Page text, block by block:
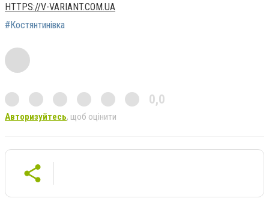
HTTPS://V-VARIANT.COM.UA
#Костянтинівка
0,0
Авторизуйтесь, щоб оцінити